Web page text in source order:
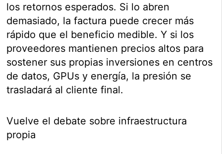
los retornos esperados. Si lo abren
demasiado, la factura puede crecer más
rápido que el beneficio medible. Y si los
proveedores mantienen precios altos para
sostener sus propias inversiones en centros
de datos, GPUs y energía, la presión se
trasladará al cliente final.
Vuelve el debate sobre infraestructura
propia